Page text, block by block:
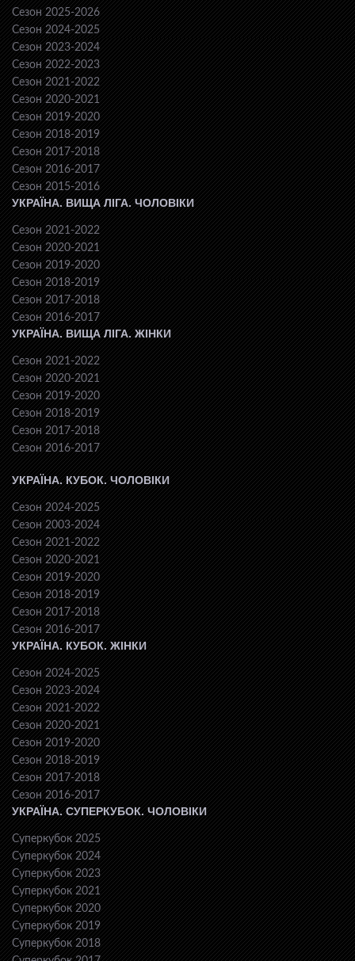
Сезон 2025-2026
Сезон 2024-2025
Сезон 2023-2024
Сезон 2022-2023
Сезон 2021-2022
Сезон 2020-2021
Сезон 2019-2020
Сезон 2018-2019
Сезон 2017-2018
Сезон 2016-2017
Сезон 2015-2016
УКРАЇНА. ВИЩА ЛІГА. ЧОЛОВІКИ
Сезон 2021-2022
Сезон 2020-2021
Сезон 2019-2020
Сезон 2018-2019
Сезон 2017-2018
Сезон 2016-2017
УКРАЇНА. ВИЩА ЛІГА. ЖІНКИ
Сезон 2021-2022
Сезон 2020-2021
Сезон 2019-2020
Сезон 2018-2019
Сезон 2017-2018
Сезон 2016-2017
УКРАЇНА. КУБОК. ЧОЛОВІКИ
Сезон 2024-2025
Сезон 2003-2024
Сезон 2021-2022
Сезон 2020-2021
Сезон 2019-2020
Сезон 2018-2019
Сезон 2017-2018
Сезон 2016-2017
УКРАЇНА. КУБОК. ЖІНКИ
Сезон 2024-2025
Сезон 2023-2024
Сезон 2021-2022
Сезон 2020-2021
Сезон 2019-2020
Сезон 2018-2019
Сезон 2017-2018
Сезон 2016-2017
УКРАЇНА. СУПЕРКУБОК. ЧОЛОВІКИ
Суперкубок 2025
Суперкубок 2024
Суперкубок 2023
Суперкубок 2021
Суперкубок 2020
Суперкубок 2019
Суперкубок 2018